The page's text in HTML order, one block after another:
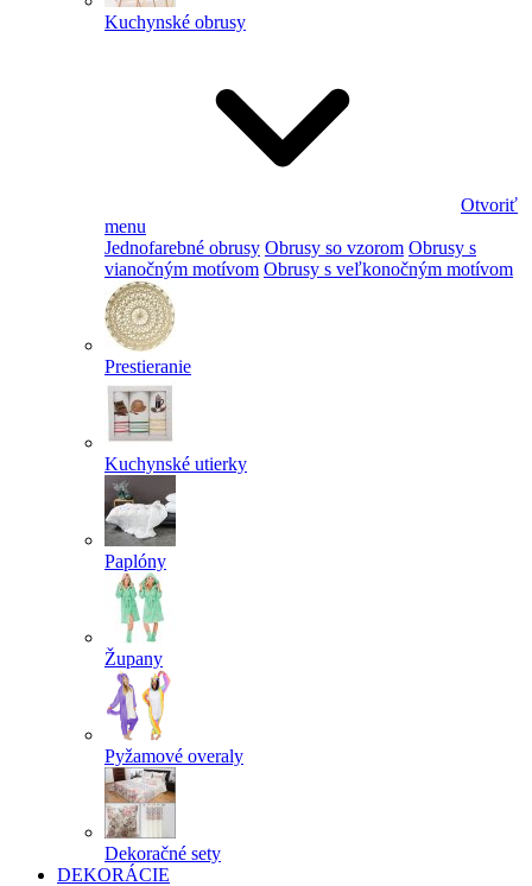
Kuchynské obrusy
Otvoriť
menu
Jednofarebné obrusy Obrusy so vzorom Obrusy s
vianočným motívom Obrusy s veľkonočným motívom
Prestieranie
Kuchynské utierky
Paplóny
Župany
Pyžamové overaly
Dekoračné sety
DEKORÁCIE